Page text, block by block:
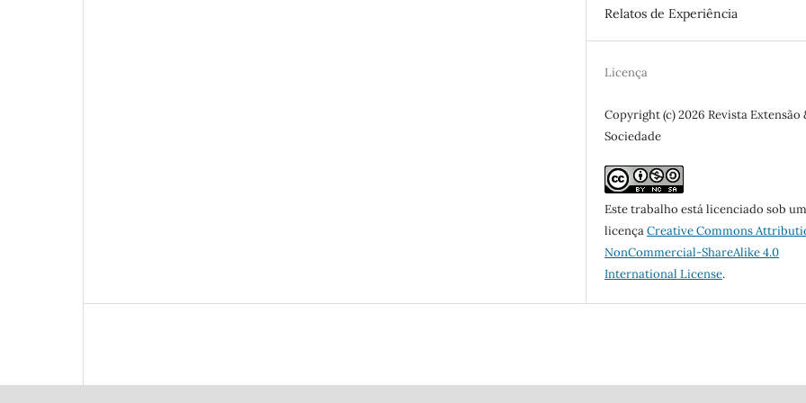
Relatos de Experiência
Licença
Copyright (c) 2026 Revista Extensão
Sociedade
Este trabalho está licenciado sob
licençaCreative Commons
NonCommercial-ShareAlike 4.0
International License.